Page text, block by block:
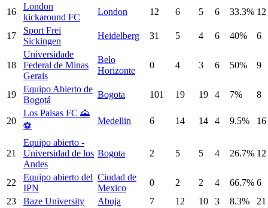
16
London
kickaround FC
London 12 6 5 6 33.3% 12
17
Sport Frei
Sickingen
Heidelberg 31 5 4 6 40% 6
18
Universidade
Federal de Minas
Gerais
Belo
Horizonte
0 4 3 6 50% 9
19
Equipo Abierto de
Bogotá
Bogota 101 19 19 4 7% 8
20
Los Paisas FC 🌄
⚽
Medellin 6 14 14 4 9.5% 16
21
Equipo abierto -
Universidad de los
Andes
Bogota 2 5 5 4 26.7% 12
22
Equipo abierto del
IPN
Ciudad de
Mexico
0 2 2 4 66.7% 6
23
Baze University Abuja 7 12 10 3 8.3%
21